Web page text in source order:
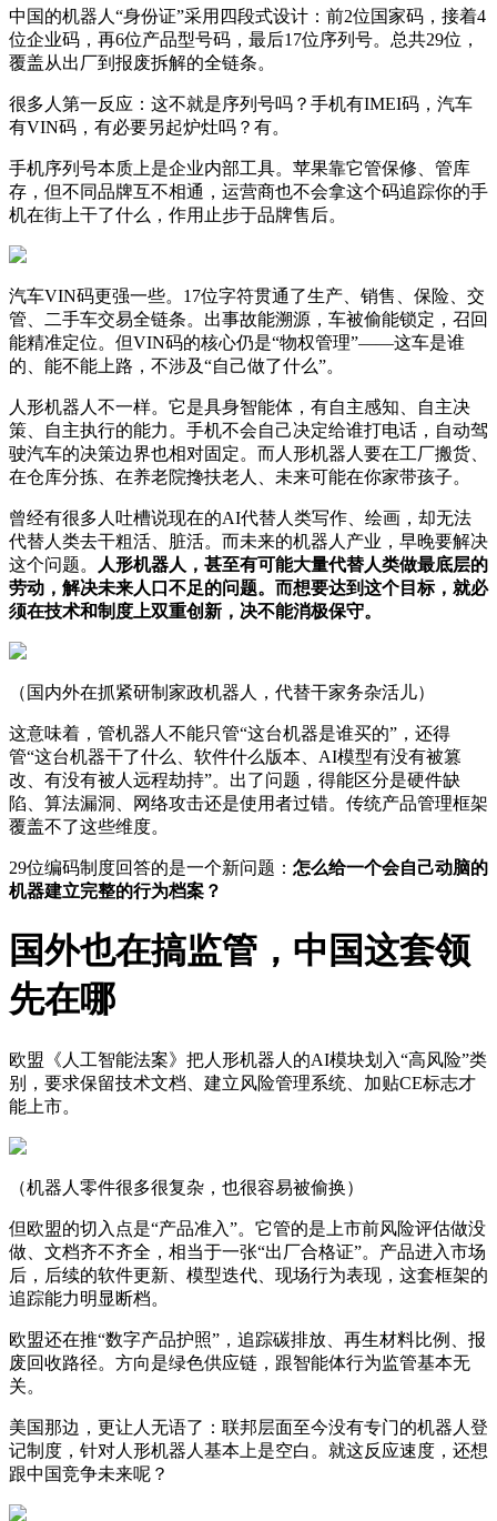
中国的机器人“身份证”采用四段式设计：前2位国家码，接着4
位企业码，再6位产品型号码，最后17位序列号。总共29位，
覆盖从出厂到报废拆解的全链条。
很多人第一反应：这不就是序列号吗？手机有IMEI码，汽车
有VIN码，有必要另起炉灶吗？有。
手机序列号本质上是企业内部工具。苹果靠它管保修、管库
存，但不同品牌互不相通，运营商也不会拿这个码追踪你的手
机在街上干了什么，作用止步于品牌售后。
汽车VIN码更强一些。17位字符贯通了生产、销售、保险、交
管、二手车交易全链条。出事故能溯源，车被偷能锁定，召回
能精准定位。但VIN码的核心仍是“物权管理”——这车是谁
的、能不能上路，不涉及“自己做了什么”。
人形机器人不一样。它是具身智能体，有自主感知、自主决
策、自主执行的能力。手机不会自己决定给谁打电话，自动驾
驶汽车的决策边界也相对固定。而人形机器人要在工厂搬货、
在仓库分拣、在养老院搀扶老人、未来可能在你家带孩子。
曾经有很多人吐槽说现在的AI代替人类写作、绘画，却无法
代替人类去干粗活、脏活。而未来的机器人产业，早晚要解决
这个问题。
人形机器人，甚至有可能大量代替人类做最底层的
劳动，解决未来人口不足的问题。而想要达到这个目标，就必
须在技术和制度上双重创新，决不能消极保守。
（国内外在抓紧研制家政机器人，代替干家务杂活儿）
这意味着，管机器人不能只管“这台机器是谁买的”，还得
管“这台机器干了什么、软件什么版本、AI模型有没有被篡
改、有没有被人远程劫持”。出了问题，得能区分是硬件缺
陷、算法漏洞、网络攻击还是使用者过错。传统产品管理框架
覆盖不了这些维度。
29位编码制度回答的是一个新问题： 怎么给一个会自己动脑的
机器建立完整的行为档案？
国外也在搞监管，中国这套领
先在哪
欧盟《人工智能法案》把人形机器人的AI模块划入“高风险”类
别，要求保留技术文档、建立风险管理系统、加贴CE标志才
能上市。
（机器人零件很多很复杂，也很容易被偷换）
但欧盟的切入点是“产品准入”。它管的是上市前风险评估做没
做、文档齐不齐全，相当于一张“出厂合格证”。产品进入市场
后，后续的软件更新、模型迭代、现场行为表现，这套框架的
追踪能力明显断档。
欧盟还在推“数字产品护照”，追踪碳排放、再生材料比例、报
废回收路径。方向是绿色供应链，跟智能体行为监管基本无
关。
美国那边，更让人无语了：联邦层面至今没有专门的机器人登
记制度，针对人形机器人基本上是空白。就这反应速度，还想
跟中国竞争未来呢？